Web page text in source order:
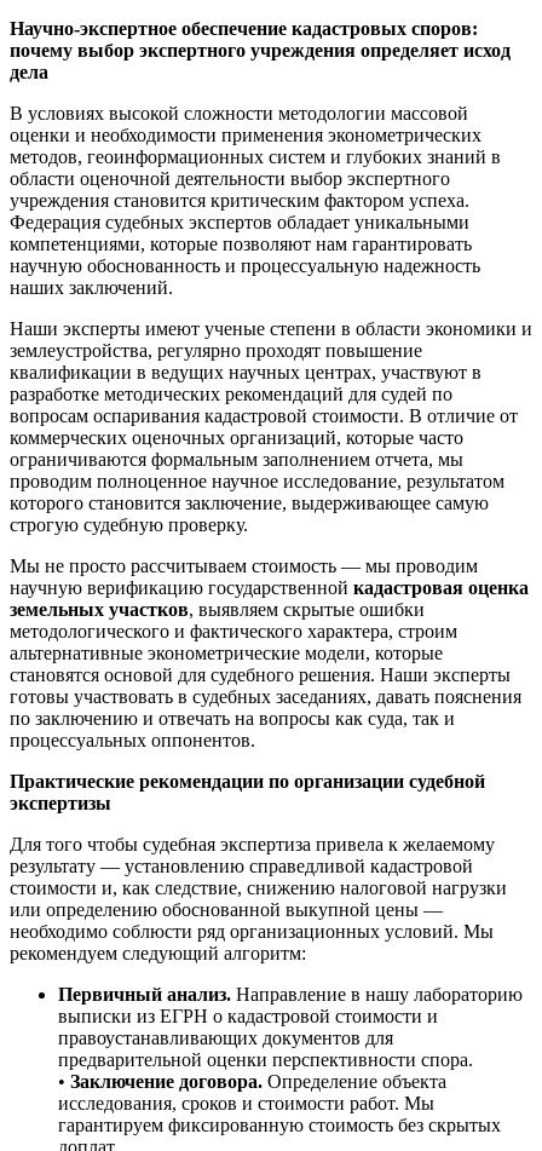
Научно-экспертное обеспечение кадастровых споров:
почему выбор экспертного учреждения определяет исход
дела
В условиях высокой сложности методологии массовой
оценки и необходимости применения эконометрических
методов, геоинформационных систем и глубоких знаний в
области оценочной деятельности выбор экспертного
учреждения становится критическим фактором успеха.
Федерация судебных экспертов обладает уникальными
компетенциями, которые позволяют нам гарантировать
научную обоснованность и процессуальную надежность
наших заключений.
Наши эксперты имеют ученые степени в области экономики и
землеустройства, регулярно проходят повышение
квалификации в ведущих научных центрах, участвуют в
разработке методических рекомендаций для судей по
вопросам оспаривания кадастровой стоимости. В отличие от
коммерческих оценочных организаций, которые часто
ограничиваются формальным заполнением отчета, мы
проводим полноценное научное исследование, результатом
которого становится заключение, выдерживающее самую
строгую судебную проверку.
Мы не просто рассчитываем стоимость — мы проводим
научную верификацию государственной кадастровая оценка
земельных участков, выявляем скрытые ошибки
методологического и фактического характера, строим
альтернативные эконометрические модели, которые
становятся основой для судебного решения. Наши эксперты
готовы участвовать в судебных заседаниях, давать пояснения
по заключению и отвечать на вопросы как суда, так и
процессуальных оппонентов.
Практические рекомендации по организации судебной
экспертизы
Для того чтобы судебная экспертиза привела к желаемому
результату — установлению справедливой кадастровой
стоимости и, как следствие, снижению налоговой нагрузки
или определению обоснованной выкупной цены —
необходимо соблюсти ряд организационных условий. Мы
рекомендуем следующий алгоритм:
Первичный анализ. Направление в нашу лабораторию
выписки из ЕГРН о кадастровой стоимости и
правоустанавливающих документов для
предварительной оценки перспективности спора.
• Заключение договора. Определение объекта
исследования, сроков и стоимости работ. Мы
гарантируем фиксированную стоимость без скрытых
доплат.